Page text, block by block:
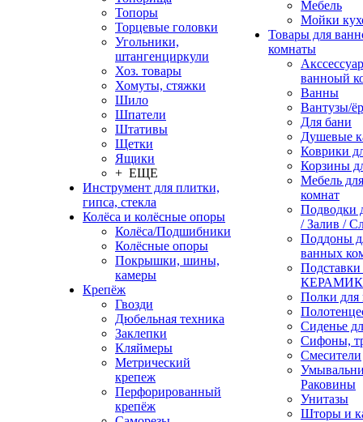
Топоры
Торцевые головки
Угольники,
штангенциркули
Хоз. товары
Хомуты, стяжки
Шило
Шпатели
Штативы
Щетки
Ящики
+ ЕЩЕ
Инструмент для плитки,
гипса, стекла
Колёса и колёсные опоры
Колёса/Подшибники
Колёсные опоры
Покрышки, шины,
камеры
Крепёж
Гвозди
Дюбельная техника
Заклепки
Кляймеры
Метрический
крепеж
Перфорированный
крепёж
Мебель
Мойки
Товары для
комнаты
ванноый
Ванны
Вантузы/
Для бани
Душевые
Коврики
Корзины
Мебель
комнат
Подводки
/ Залив /
Поддоны
ванных
Полки для
Сиденье
Сифоны,
Смесители
Раковины
Унитазы
Шторы и